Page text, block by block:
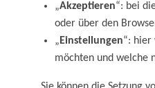
„Akzeptieren“: bei
oder über den
„Einstellungen“: hier
möchten und welche